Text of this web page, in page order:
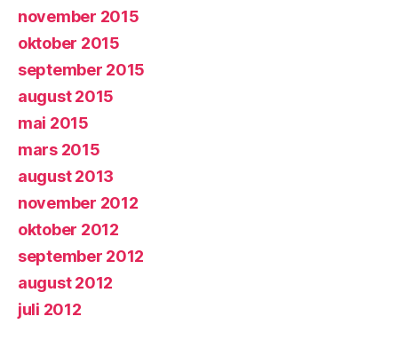
november 2015
oktober 2015
september 2015
august 2015
mai 2015
mars 2015
august 2013
november 2012
oktober 2012
september 2012
august 2012
juli 2012